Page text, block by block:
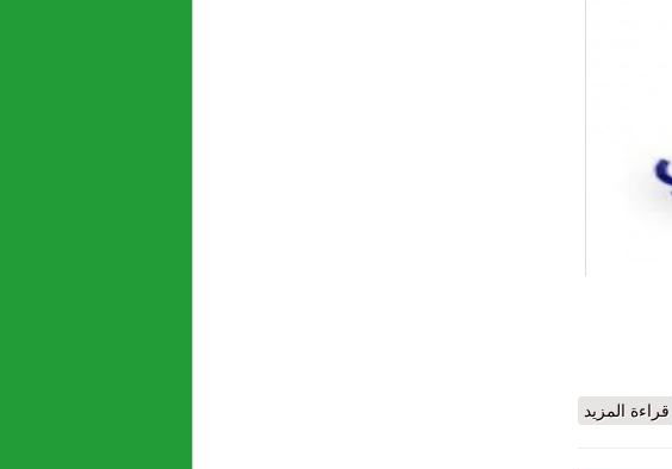
قراءة المزيد